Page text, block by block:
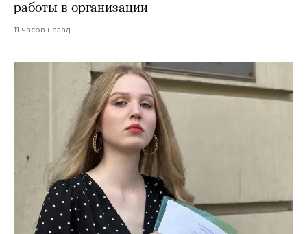
работы в организации
11 часов назад